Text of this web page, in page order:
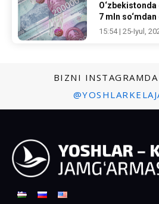
7 mln
15:54 | 25-Iyul,
BIZNI